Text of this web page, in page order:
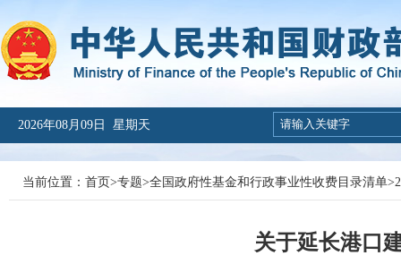
2026年08月09日 星期天
当前位置： 首页>专题>全国政府性基金和行政事业性收费目录清单>
关于延长港口